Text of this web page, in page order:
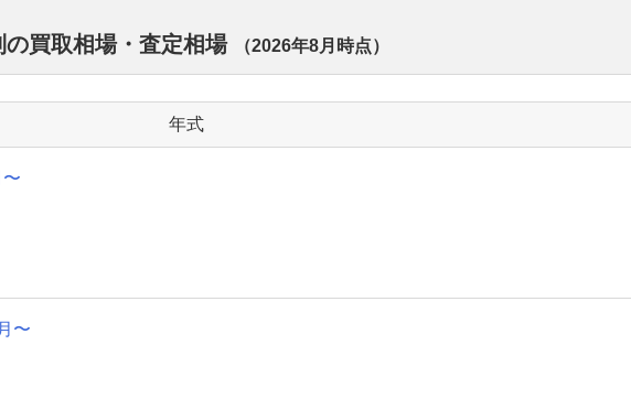
買取相場・査定相場 （2026年8月 時点）
年式
〜